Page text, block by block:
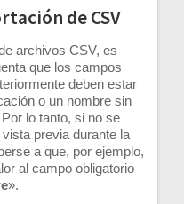
de CSV
archivos CSV, es
que los campos
deben estar
o un nombre sin
lo tanto, si no se
previa durante la
a que, por ejemplo,
al campo obligatorio
».